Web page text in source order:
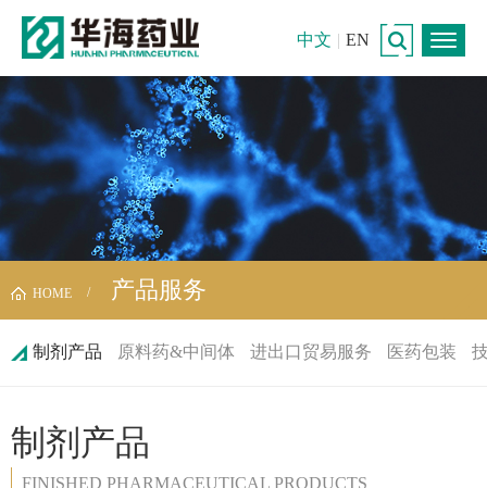
中文 | EN
HOME 产品服务
制剂产品 原料药&中间体 进出口贸易服务 医药包装
制剂产品
FINISHED PHARMACEUTICAL PRODUCTS